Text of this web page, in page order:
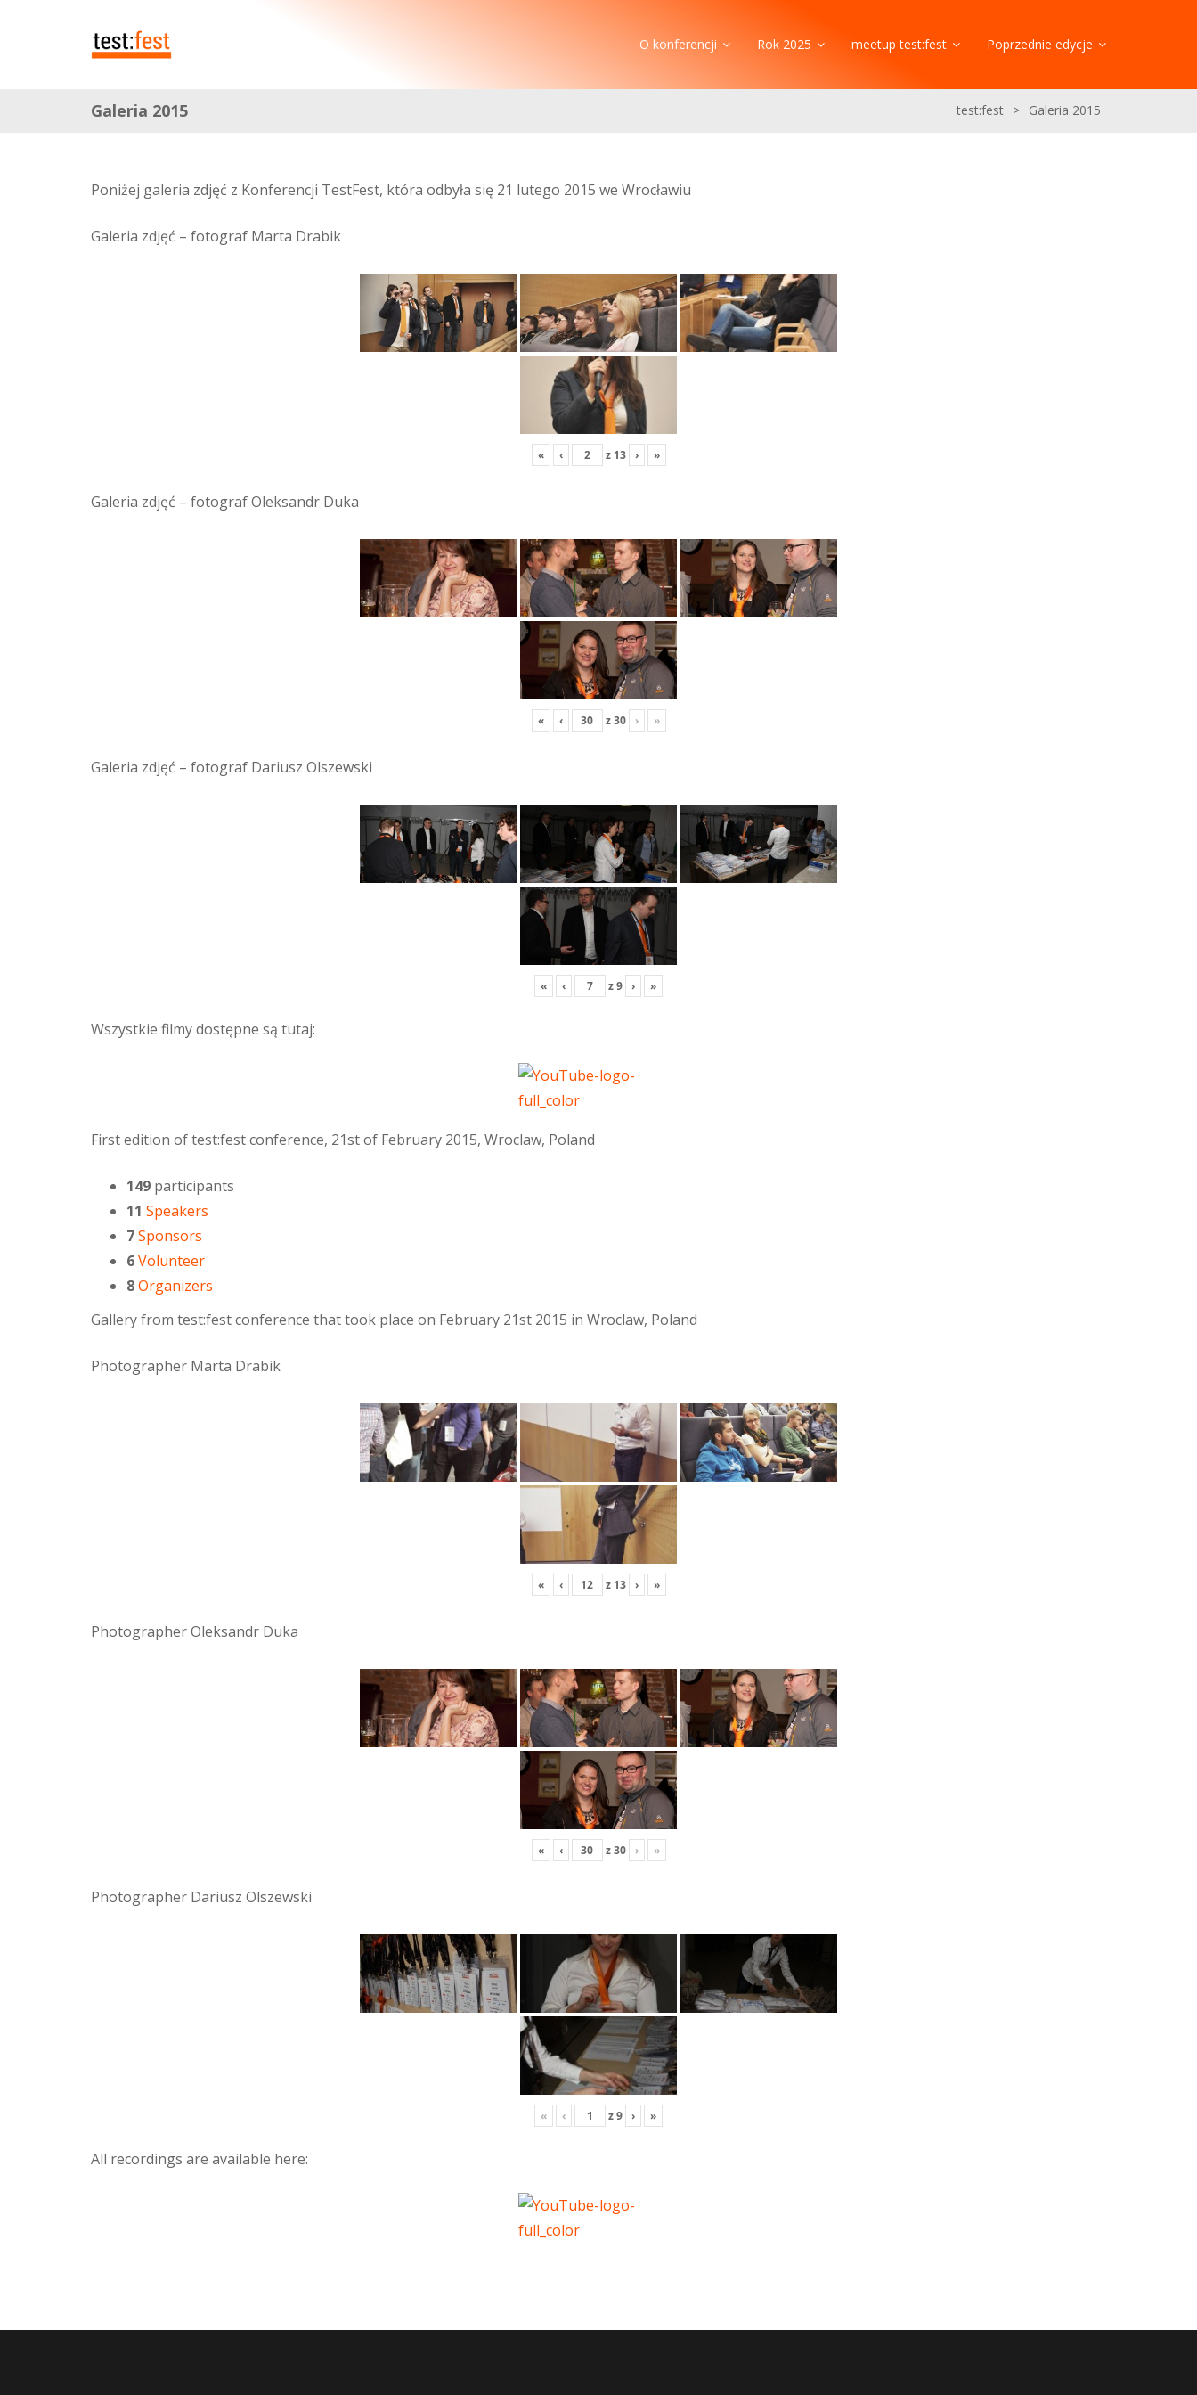
O konferencji Rok 2025 meetup test:fest Poprzednie edycje
Galeria 2015 test:fest > Galeria 2015
Poniżej galeria zdjęć z Konferencji TestFest, która odbyła się 21 lutego 2015 we Wrocławiu
Galeria zdjęć – fotograf Marta Drabik
« ‹ z 13 › »
Galeria zdjęć – fotograf Oleksandr Duka
« ‹ z30 › »
Galeria zdjęć – fotograf Dariusz Olszewski
« ‹ z9 › »
Wszystkie filmy dostępne są tutaj:
First edition of test:fest conference, 21st of February 2015, Wroclaw, Poland
149 participants
11 Speakers
7Sponsors
6Volunteer
8Organizers
Gallery from test:fest conference that took place on February 21st 2015 in Wroclaw, Poland
Photographer Marta Drabik
« ‹ z 13 › »
Photographer Oleksandr Duka
« ‹ z30 › »
Photographer Dariusz Olszewski
« ‹ z9 › »
All recordings are available here: